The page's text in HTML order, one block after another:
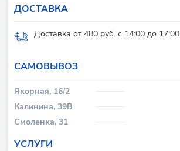
ДОСТАВКА
Доставка от 480 руб. с 14:00 до 17:00
CАМОВЫВОЗ
Якорная, 16/2
Калинина, 39В
Смоленка, 31
УСЛУГИ